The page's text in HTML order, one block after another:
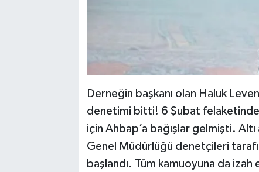
Derneğin başkanı olan Haluk
denetimi bitti! 6 Şubat felaketinde
için Ahbap’a bağışlar gelmişti.
Genel Müdürlüğü denetçileri
başlandı. Tüm kamuoyuna da izah